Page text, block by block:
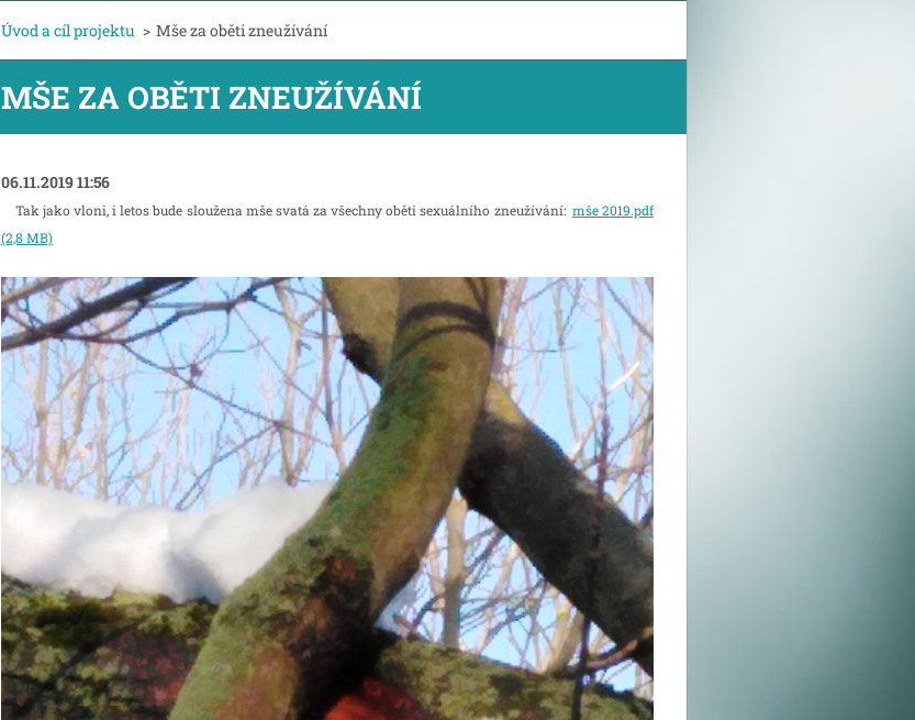
Úvod a cíl projektu > Mše za oběti zneužívání
MŠE ZA OBĚTI ZNEUŽÍVÁNÍ
06.11.2019 11:56
Tak jako vloni, i letos bude sloužena mše svatá za všechny oběti sexuálního zneužívání: mše 2019.pdf
(2,8 MB)